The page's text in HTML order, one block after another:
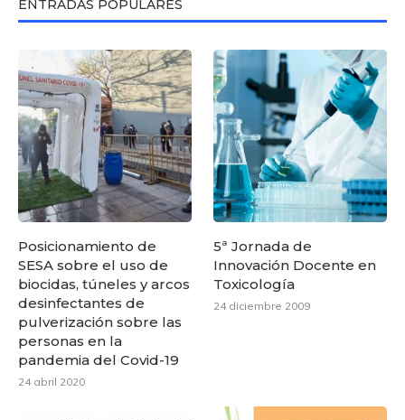
ENTRADAS POPULARES
Posicionamiento de
SESA sobre el uso de
biocidas, túneles y arcos
desinfectantes de
pulverización sobre las
personas en la
pandemia del Covid-19
24 abril 2020
5ª Jornada de
Innovación Docente en
Toxicología
24 diciembre 2009